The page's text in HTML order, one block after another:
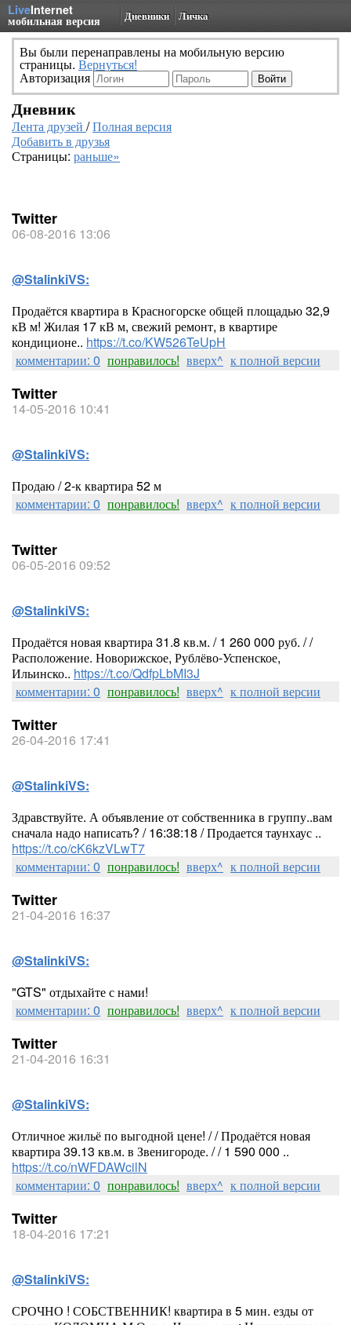
LiveInternet
мобильная версия Дневники Личка
Вы были перенаправлены на мобильную версию
страницы. Вернуться!
Авторизация
Дневник
Лента друзей /Полная версия
Добавить в друзья
Страницы: раньше»
Twitter
06-08-2016 13:06
@StalinkiVS:
Продаётся квартира в Красногорске общей площадью 32,9
кВ м! Жилая 17 кВ м, свежий ремонт, в квартире
кондиционе.. https://t.co/KW526TeUpH
комментарии: 0 понравилось! вверх^ к полной версии
Twitter
14-05-2016 10:41
@StalinkiVS:
Продаю / 2-к квартира 52 м
комментарии: 0 понравилось! вверх^ к полной версии
Twitter
06-05-2016 09:52
@StalinkiVS:
Продаётся новая квартира 31.8 кв.м. / 1 260 000 руб. / /
Расположение. Новорижское, Рублёво-Успенское,
Ильинско.. https://t.co/QdfpLbMI3J
комментарии: 0 понравилось! вверх^ к полной версии
Twitter
26-04-2016 17:41
@StalinkiVS:
Здравствуйте. А объявление от собственника в группу..вам
сначала надо написать? / 16:38:18 / Продается таунхаус ..
https://t.co/cK6kzVLwT7
комментарии: 0 понравилось! вверх^ к полной версии
Twitter
21-04-2016 16:37
@StalinkiVS:
"GTS" отдыхайте с нами!
комментарии: 0 понравилось! вверх^ к полной версии
Twitter
21-04-2016 16:31
@StalinkiVS:
Отличное жильё по выгодной цене! / / Продаётся новая
квартира 39.13 кв.м. в Звенигороде. / / 1 590 000 ..
https://t.co/nWFDAWcilN
комментарии: 0 понравилось! вверх^ к полной версии
Twitter
18-04-2016 17:21
@StalinkiVS:
СРОЧНО ! СОБСТВЕННИК! квартира в 5 мин. езды от